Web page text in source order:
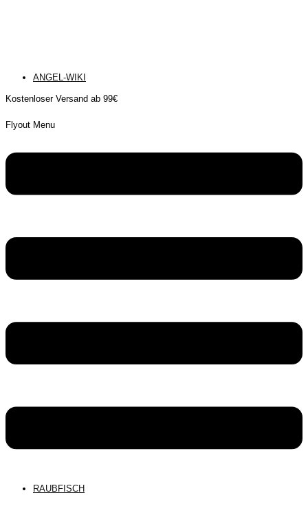
ANGEL-WIKI
Kostenloser Versand ab 99€
Flyout Menu
RAUBFISCH